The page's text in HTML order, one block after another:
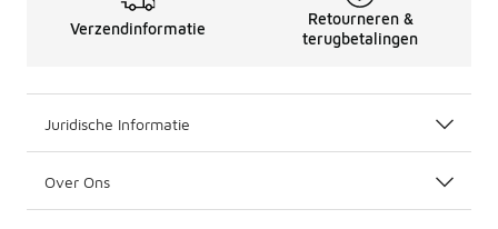
Nike is een brand dat performance en fashion
Wij bij Foot Locker zijn fan van de sports- en
Verzendinformatie
Retourneren &
terugbetalingen
Juridische Informatie
Over Ons